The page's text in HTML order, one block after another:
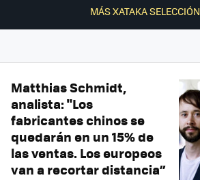
MÁS XATAKA SELECCIÓN
Matthias Schmidt,
analista: "Los
fabricantes chinos se
quedarán en un 15% de
las ventas. Los europeos
van a recortar distancia”